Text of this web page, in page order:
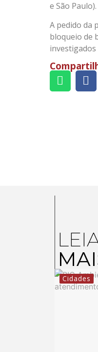
e São Paulo).
A pedido da
bloqueio de
Cidades